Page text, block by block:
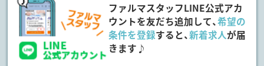
ファルマスタッフLINE公式アカ
ウントを友だち追加して、希望の
条件を登録すると、新着求人が届
きます♪